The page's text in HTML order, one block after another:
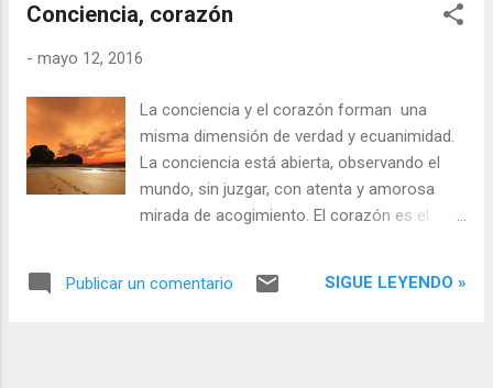
para encontrar la fuente del no pensamiento.
mente permanece en el corazón el yo
sensación de Ser sin mente, sin
pensamiento, sin dualidad. Una sensación
sin forma de la eseidad misma. El corazón
es la fuente que precede al pensamiento Yo
Soy. En el advaita (no dualidad) se apunta a
pensamiento Yo) como el regreso a la
Conciencia, corazón
- mayo 12, 2016
La conciencia y el corazón forman una
misma dimensión de verdad y ecuanimidad.
La conciencia está abierta, observando el
mundo, sin juzgar, con atenta y amorosa
mirada de acogimiento. El corazón es el
entregado a este instante, entregado por
Publicar un comentario SIGUE LEYENDO »